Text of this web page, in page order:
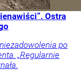
Ostra
po
„Regularnie